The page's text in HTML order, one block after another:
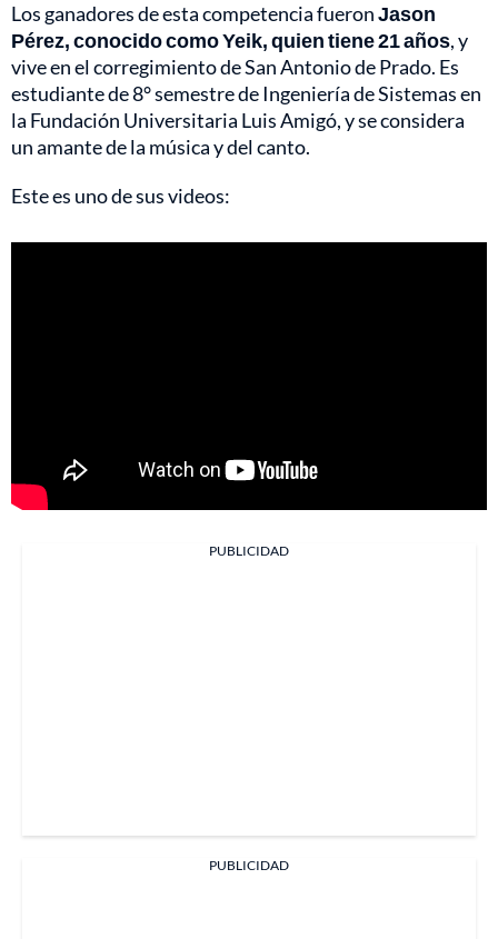
Los ganadores de esta competencia fueronJason
Pérez, conocido como Yeik, quien tiene 21 años, y
vive en el corregimiento de San Antonio de Prado. Es
estudiante de 8° semestre de Ingeniería de Sistemas en
la Fundación Universitaria Luis Amigó, y se considera
un amante de la música y del canto.
Este es uno de sus videos:
PUBLICIDAD
PUBLICIDAD